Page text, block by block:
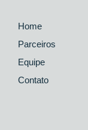
Home
Parceiros
Equipe
Contato